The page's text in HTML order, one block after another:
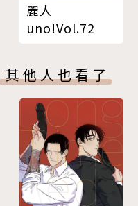
麗人
uno!Vol.72
其他人也看了